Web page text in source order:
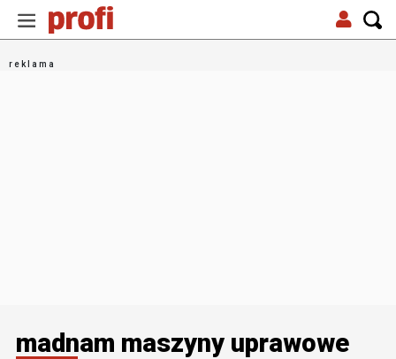
madnam maszyny uprawowe